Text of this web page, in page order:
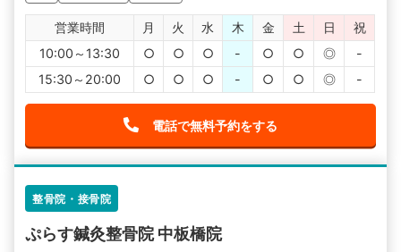
営業時間 月 火 水 木 金 土 日
祝
10:00～13:30
○ ○ ○ - ○ ○ ◎
-
15:30～20:00
○ ○ ○ - ○ ○ ◎ -
電話で無料予約をする
整骨院・接骨院
ぷらす鍼灸整骨院 中板橋院